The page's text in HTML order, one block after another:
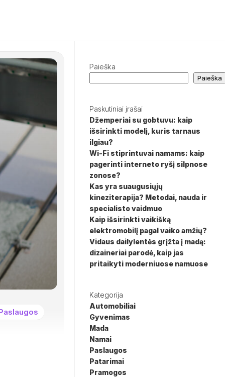
Paieška
Paieška
Paskutiniai įrašai
Džemperiai su gobtuvu: kaip
išsirinkti modelį, kuris tarnaus
ilgiau?
Wi-Fi stiprintuvai namams: kaip
pagerinti interneto ryšį silpnose
zonose?
Kas yra suaugusiųjų
kineziterapija? Metodai, nauda ir
specialisto vaidmuo
Kaip išsirinkti vaikišką
elektromobilį pagal vaiko amžių?
Vidaus dailylentės grįžta į madą:
dizaineriai parodė, kaip jas
pritaikyti moderniuose namuose
Kategorija
Automobiliai
Gyvenimas
Mada
Namai
Paslaugos
Patarimai
Pramogos